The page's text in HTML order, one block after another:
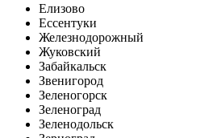
Елизово
Ессентуки
Железнодорожный
Жуковский
Забайкальск
Звенигород
Зеленогорск
Зеленоград
Зеленодольск